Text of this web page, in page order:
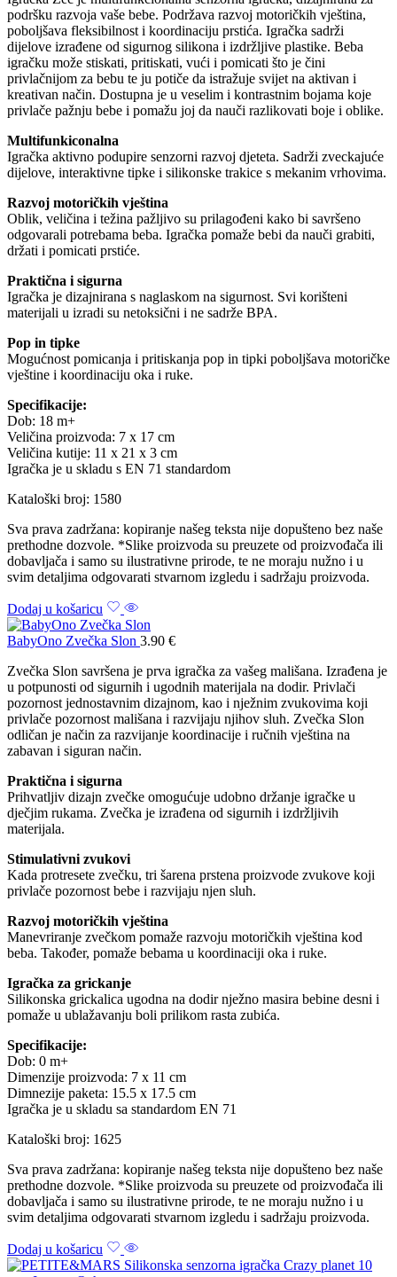
podršku razvoja vaše bebe. Podržava razvoj motoričkih vještina,
poboljšava fleksibilnost i koordinaciju prstića. Igračka sadrži
dijelove izrađene od sigurnog silikona i izdržljive plastike. Beba
igračku može stiskati, pritiskati, vući i pomicati što je čini
privlačnijom za bebu te ju potiče da istražuje svijet na aktivan i
kreativan način. Dostupna je u veselim i kontrastnim bojama koje
privlače pažnju bebe i pomažu joj da nauči razlikovati boje i oblike.
Multifunkiconalna
Igračka aktivno podupire senzorni razvoj djeteta. Sadrži zveckajuće
dijelove, interaktivne tipke i silikonske trakice s mekanim vrhovima.
Razvoj motoričkih vještina
Oblik, veličina i težina pažljivo su prilagođeni kako bi savršeno
odgovarali potrebama beba. Igračka pomaže bebi da nauči grabiti,
držati i pomicati prstiće.
Praktična i sigurna
Igračka je dizajnirana s naglaskom na sigurnost. Svi korišteni
materijali u izradi su netoksični i ne sadrže BPA.
Pop in tipke
Mogućnost pomicanja i pritiskanja pop in tipki poboljšava motoričke
vještine i koordinaciju oka i ruke.
Specifikacije:
Dob: 18 m+
Veličina proizvoda: 7 x 17 cm
Veličina kutije: 11 x 21 x 3 cm
Igračka je u skladu s EN 71 standardom
Kataloški broj: 1580
Sva prava zadržana: kopiranje našeg teksta nije dopušteno bez naše
prethodne dozvole. *Slike proizvoda su preuzete od proizvođača ili
dobavljača i samo su ilustrativne prirode, te ne moraju nužno i u
svim detaljima odgovarati stvarnom izgledu i sadržaju proizvoda.
Dodaj u košaricu
BabyOno Zvečka Slon 3.90 €
Zvečka Slon savršena je prva igračka za vašeg mališana. Izrađena je
u potpunosti od sigurnih i ugodnih materijala na dodir. Privlači
pozornost jednostavnim dizajnom, kao i nježnim zvukovima koji
privlače pozornost mališana i razvijaju njihov sluh. Zvečka Slon
odličan je način za razvijanje koordinacije i ručnih vještina na
zabavan i siguran način.
Praktična i sigurna
Prihvatljiv dizajn zvečke omogućuje udobno držanje igračke u
dječjim rukama. Zvečka je izrađena od sigurnih i izdržljivih
materijala.
Stimulativni zvukovi
Kada protresete zvečku, tri šarena prstena proizvode zvukove koji
privlače pozornost bebe i razvijaju njen sluh.
Razvoj motoričkih vještina
Manevriranje zvečkom pomaže razvoju motoričkih vještina kod
beba. Također, pomaže bebama u koordinaciji oka i ruke.
Igračka za grickanje
Silikonska grickalica ugodna na dodir nježno masira bebine desni i
pomaže u ublažavanju boli prilikom rasta zubića.
Specifikacije:
Dob: 0 m+
Dimenzije proizvoda: 7 x 11 cm
Dimnezije paketa: 15.5 x 17.5 cm
Igračka je u skladu sa standardom EN 71
Kataloški broj: 1625
Sva prava zadržana: kopiranje našeg teksta nije dopušteno bez naše
prethodne dozvole. *Slike proizvoda su preuzete od proizvođača ili
dobavljača i samo su ilustrativne prirode, te ne moraju nužno i u
svim detaljima odgovarati stvarnom izgledu i sadržaju proizvoda.
Dodaj u košaricu